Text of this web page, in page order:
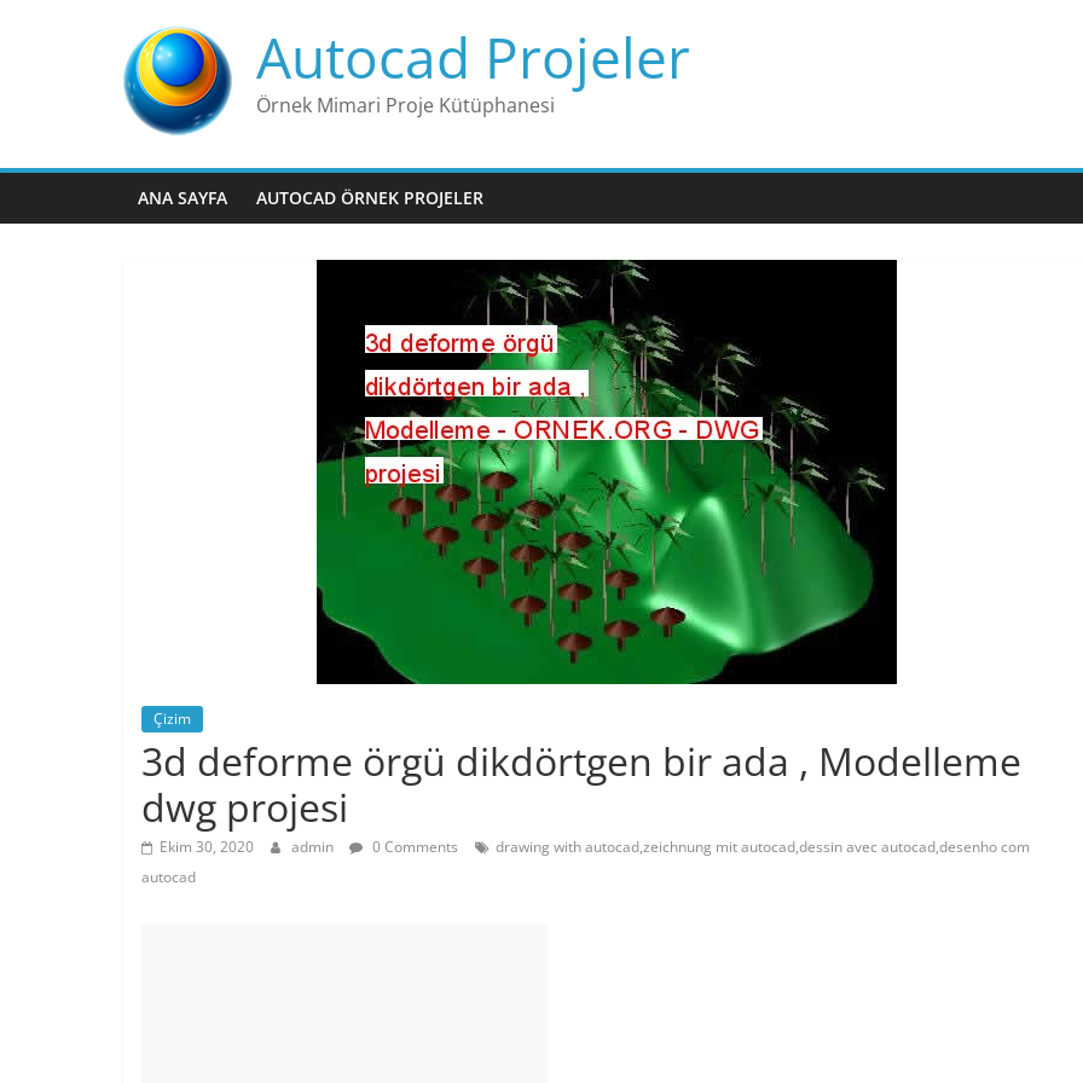
Autocad Projeler
Örnek Mimari Proje Kütüphanesi
ANA SAYFA AUTOCAD ÖRNEK PROJELER
Çizim
3d deforme örgü dikdörtgen bir ada , Modelleme
dwg projesi
Ekim 30, 2020 admin 0 Comments
drawing with autocad,zeichnung mit autocad,dessin avec autocad,desenho com
autocad